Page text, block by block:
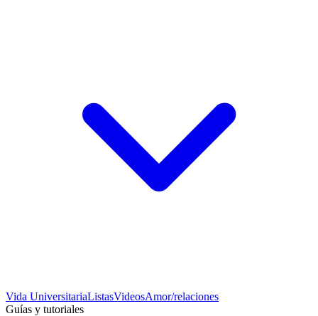
Vida UniversitariaListasVideosAmor/relaciones
Guías y tutoriales